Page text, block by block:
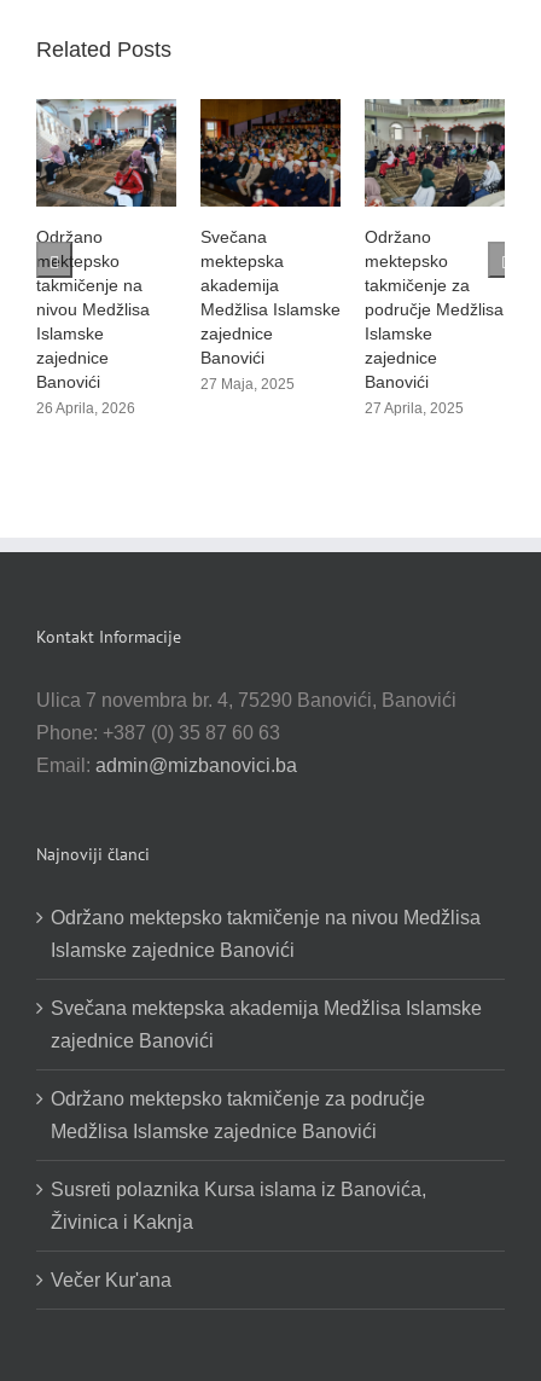
Related Posts
Održano
mektepsko
takmičenje na
nivou Medžlisa
Islamske
zajednice
Banovići
26 Aprila, 2026
Svečana
mektepska
akademija
Medžlisa Islamske
zajednice
Banovići
27 Maja, 2025
Održano
mektepsko
takmičenje za
područje Medžlisa
Islamske
zajednice
Banovići
27 Aprila, 2025
Kontakt Informacije
Ulica 7 novembra br. 4, 75290 Banovići, Banovići
Phone: +387 (0) 35 87 60 63
Email: admin@mizbanovici.ba
Najnoviji članci
Održano mektepsko takmičenje na nivou Medžlisa
Islamske zajednice Banovići
Svečana mektepska akademija Medžlisa Islamske
zajednice Banovići
Održano mektepsko takmičenje za područje
Medžlisa Islamske zajednice Banovići
Susreti polaznika Kursa islama iz Banovića,
Živinica i Kaknja
Večer Kur'ana